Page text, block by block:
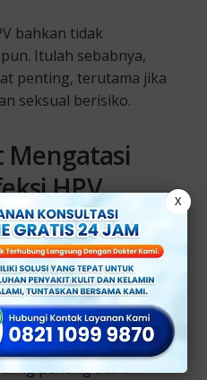
bahkan tidak
Itulah sebabnya,
penting, terutama jika
seksual berisiko.
Mengatasi
HPV
penting yang bisa
mengatasi gejala awal
serius:
Diri ke Dokter
penting adalah
X